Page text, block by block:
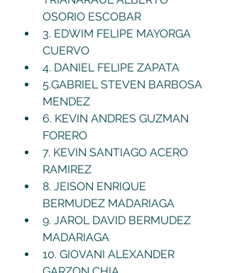
OSORIO ESCOBAR
3. EDWIM FELIPE MAYORGA
CUERVO
4. DANIEL FELIPE ZAPATA
5.GABRIEL STEVEN BARBOSA
MENDEZ
6. KEVIN ANDRES GUZMAN
FORERO
7. KEVIN SANTIAGO ACERO
RAMIREZ
8. JEISON ENRIQUE
BERMUDEZ MADARIAGA
9. JAROL DAVID BERMUDEZ
MADARIAGA
10. GIOVANI ALEXANDER